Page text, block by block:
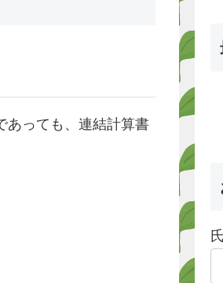
あっても、連結計算書